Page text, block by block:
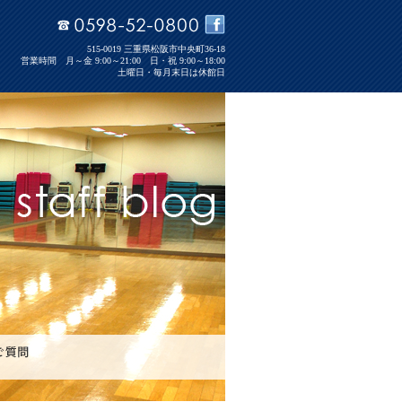
515-0019 三重県松阪市中央町36-18
営業時間 月～金 9:00～21:00 日・祝 9:00～18:00
土曜日・毎月末日は休館日